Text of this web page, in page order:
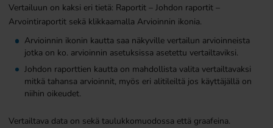
Vertailuun on kaksi eri tietä: Raportit – Johdon raportit –
Arvointiraportit sekä klikkaamalla Arvioinnin ikonia.
Arvioinnin ikonin kautta saa näkyville vertailun arvioinneista
jotka on ko. arvioinnin asetuksissa asetettu vertailtaviksi.
Johdon raporttien kautta on mahdollista valita vertailtavaksi
mitkä tahansa arvioinnit, myös eri alitileiltä jos käyttäjällä on
niihin oikeudet.
Vertailtava data on sekä taulukkomuodossa että graafeina.